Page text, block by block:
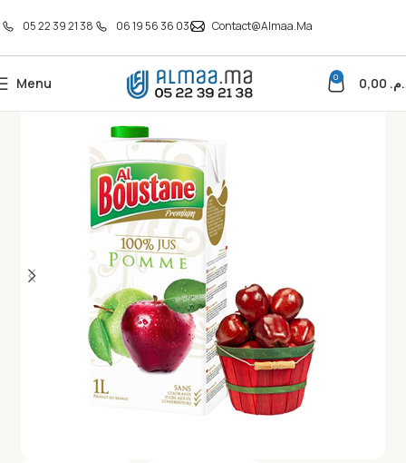
05 22 39 21 38 06 19 56 36 03 Contact@almaa.ma
Menu 0